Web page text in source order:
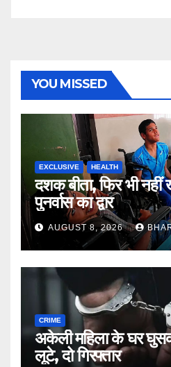
YOU MISSED
EXCLUSIVE HEALTH
दशक बीता, फिर भी नहीं
पुनर्वास का द्वार
AUGUST 8, 2026
CRIME
अकेली महिला के घर
लूटे, दो गिरफ्तार